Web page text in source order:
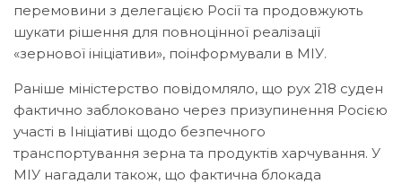
перемовини з делегацією Росії та продовжують
шукати рішення для повноцінної реалізації
«зернової ініціативи», поінформували в МІУ.
Раніше міністерство повідомляло, що рух 218 суден
фактично заблоковано через призупинення Росією
участі в Ініціативі щодо безпечного
транспортування зерна та продуктів харчування. У
МІУ нагадали також, що фактична блокада